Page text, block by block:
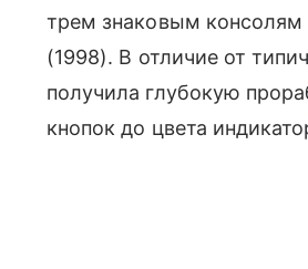
трем знаковым консолям
(1998). В отличие от
получила глубокую
кнопок до цвета